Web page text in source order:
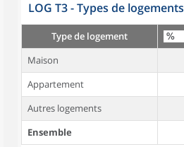
LOG T3 - Types de logements
Type de logement
Maison
Appartement
Autres logements
Ensemble